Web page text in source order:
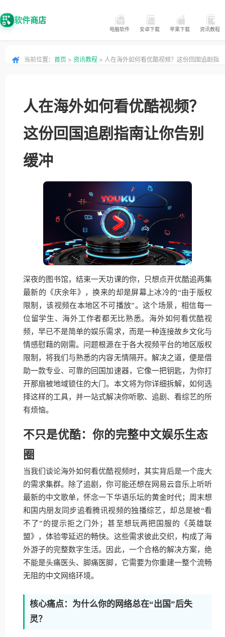
软件商店
电脑软件 安卓下载 苹果下载 资讯教程
当前位置： 首页 > 资讯教程 > 人在海外如何看优酷视频？这份回国追剧指
人在海外如何看优酷视频？
这份回国追剧指南让你告别
缓冲
深夜的图书馆，结束一天功课的你，只想点开优酷追两集
最新的《庆余年》，换来的却是屏幕上冰冷的“由于版权
限制，该视频在本地区不可播放”。这个场景，相信每一
位留学生、海外工作者都无比熟悉。海外如何看优酷视
频，早已不是简单的娱乐需求，而是一种连接故乡文化与
情感慰藉的刚需。问题根源在于各大视频平台的地区版权
限制，将我们与熟悉的内容无情隔开。解决之道，便是借
助一款专业、可靠的回国加速器，它像一把钥匙，为你打
开那扇被地域锁住的大门。本文将为你详细拆解，如何选
择这样的工具，并一站式解决你听歌、追剧、看综艺的所
有烦恼。
不只是优酷：你的完整中文娱乐生态
圈
当我们谈论海外如何看优酷视频时，其实背后是一个庞大
的需求集群。除了追剧，你可能还想在网易云音乐上听听
最新的中文歌单，怀念一下华语乐坛的黄金时代；周末想
和国内朋友同步追看腾讯视频的独播综艺，却总是被“看
不了”的提示拒之门外；甚至想玩两把国服的《英雄联
盟》，体验零延迟的畅快。这些需求彼此交织，构成了海
外游子的完整数字生活。因此，一个合格的解决方案，绝
不能是头痛医头、脚痛医脚，它需要为你重建一整个流畅
无阻的中文网络环境。
核心痛点：为什么你的网络总在“出国”后失
灵？